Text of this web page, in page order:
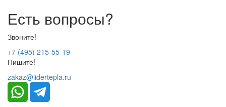
Есть вопросы?
Звоните!
+7 (495) 215-55-19
Пишите!
zakaz@lidertepla.ru